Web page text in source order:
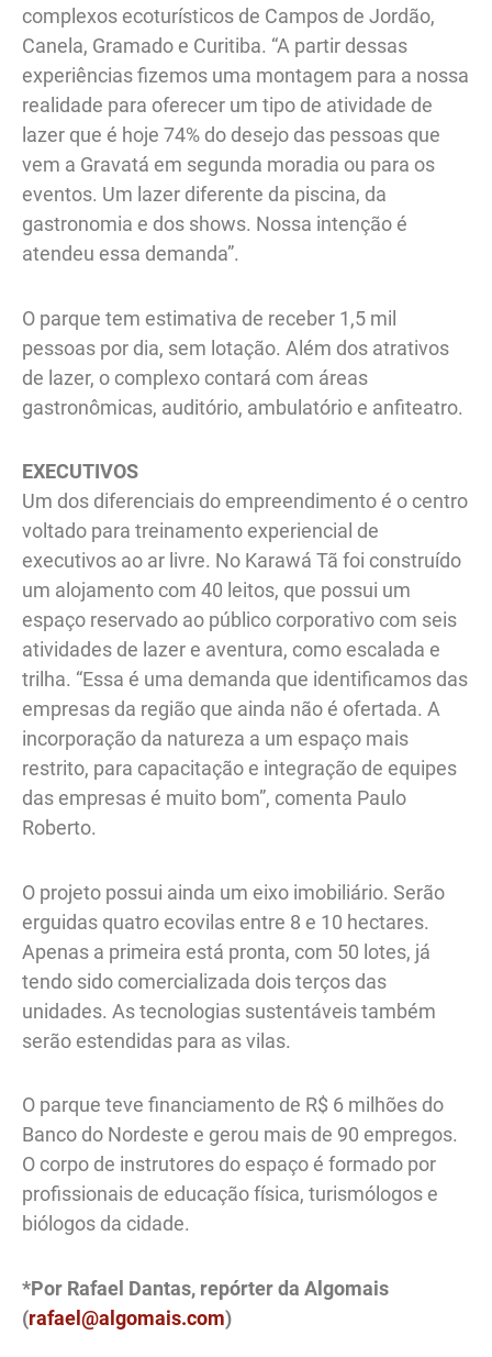
complexos ecoturísticos de Campos de Jordão,
Canela, Gramado e Curitiba. “A partir dessas
experiências fizemos uma montagem para a nossa
realidade para oferecer um tipo de atividade de
lazer que é hoje 74% do desejo das pessoas que
vem a Gravatá em segunda moradia ou para os
eventos. Um lazer diferente da piscina, da
gastronomia e dos shows. Nossa intenção é
atendeu essa demanda”.
O parque tem estimativa de receber 1,5 mil
pessoas por dia, sem lotação. Além dos atrativos
de lazer, o complexo contará com áreas
gastronômicas, auditório, ambulatório e anfiteatro.
EXECUTIVOS
Um dos diferenciais do empreendimento é o centro
voltado para treinamento experiencial de
executivos ao ar livre. No Karawá Tã foi construído
um alojamento com 40 leitos, que possui um
espaço reservado ao público corporativo com seis
atividades de lazer e aventura, como escalada e
trilha. “Essa é uma demanda que identificamos das
empresas da região que ainda não é ofertada. A
incorporação da natureza a um espaço mais
restrito, para capacitação e integração de equipes
das empresas é muito bom”, comenta Paulo
Roberto.
O projeto possui ainda um eixo imobiliário. Serão
erguidas quatro ecovilas entre 8 e 10 hectares.
Apenas a primeira está pronta, com 50 lotes, já
tendo sido comercializada dois terços das
unidades. As tecnologias sustentáveis também
serão estendidas para as vilas.
O parque teve financiamento de R$ 6 milhões do
Banco do Nordeste e gerou mais de 90 empregos.
O corpo de instrutores do espaço é formado por
profissionais de educação física, turismólogos e
biólogos da cidade.
*Por Rafael Dantas, repórter da Algomais
(rafael@algomais.com)